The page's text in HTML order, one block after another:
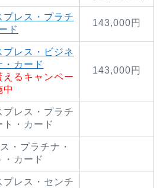
レス・プラチ
ド
143,000円
レス・ビジネ
・カード
るキャンペー
中
143,000円
レス・プラチ
・カード
・プラチナ・
・カード
レス・センチ